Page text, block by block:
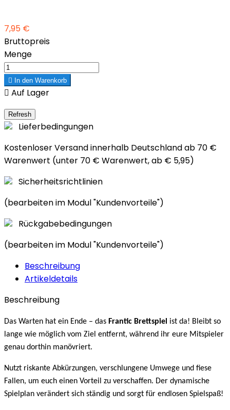
7,95 €
Bruttopreis
Menge
 In den Warenkorb
 Auf Lager
Lieferbedingungen
Kostenloser Versand innerhalb Deutschland ab 70 €
Warenwert (unter 70 € Warenwert, ab € 5,95)
Sicherheitsrichtlinien
(bearbeiten im Modul "Kundenvorteile")
Rückgabebedingungen
(bearbeiten im Modul "Kundenvorteile")
Beschreibung
Artikeldetails
Beschreibung
Das Warten hat ein Ende – das Frantic Brettspiel ist da! Bleibt so
lange wie möglich vom Ziel entfernt, während ihr eure Mitspieler
genau dorthin manövriert.
Nutzt riskante Abkürzungen, verschlungene Umwege und fiese
Fallen, um euch einen Vorteil zu verschaffen. Der dynamische
Spielplan verändert sich ständig und sorgt für endlosen Spielspaß!